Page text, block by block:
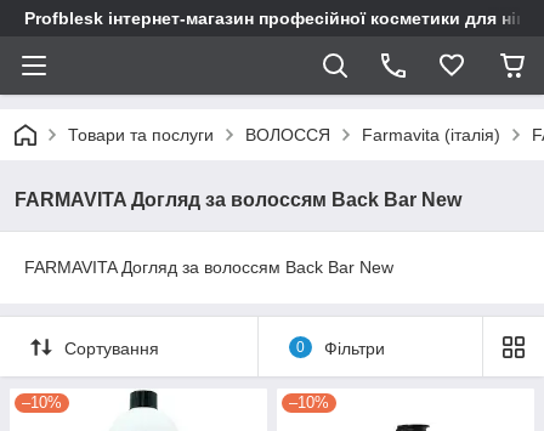
Profblesk інтернет-магазин професійної косметики для
Товари та послуги ВОЛОССЯ Farmavita (італія)
FARMAVITA Догляд за волоссям Back Bar New
FARMAVITA Догляд за волоссям Back Bar New
Сортування 0 Фільтри
–10% –10%